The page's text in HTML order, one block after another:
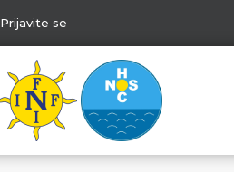
Prijavite se